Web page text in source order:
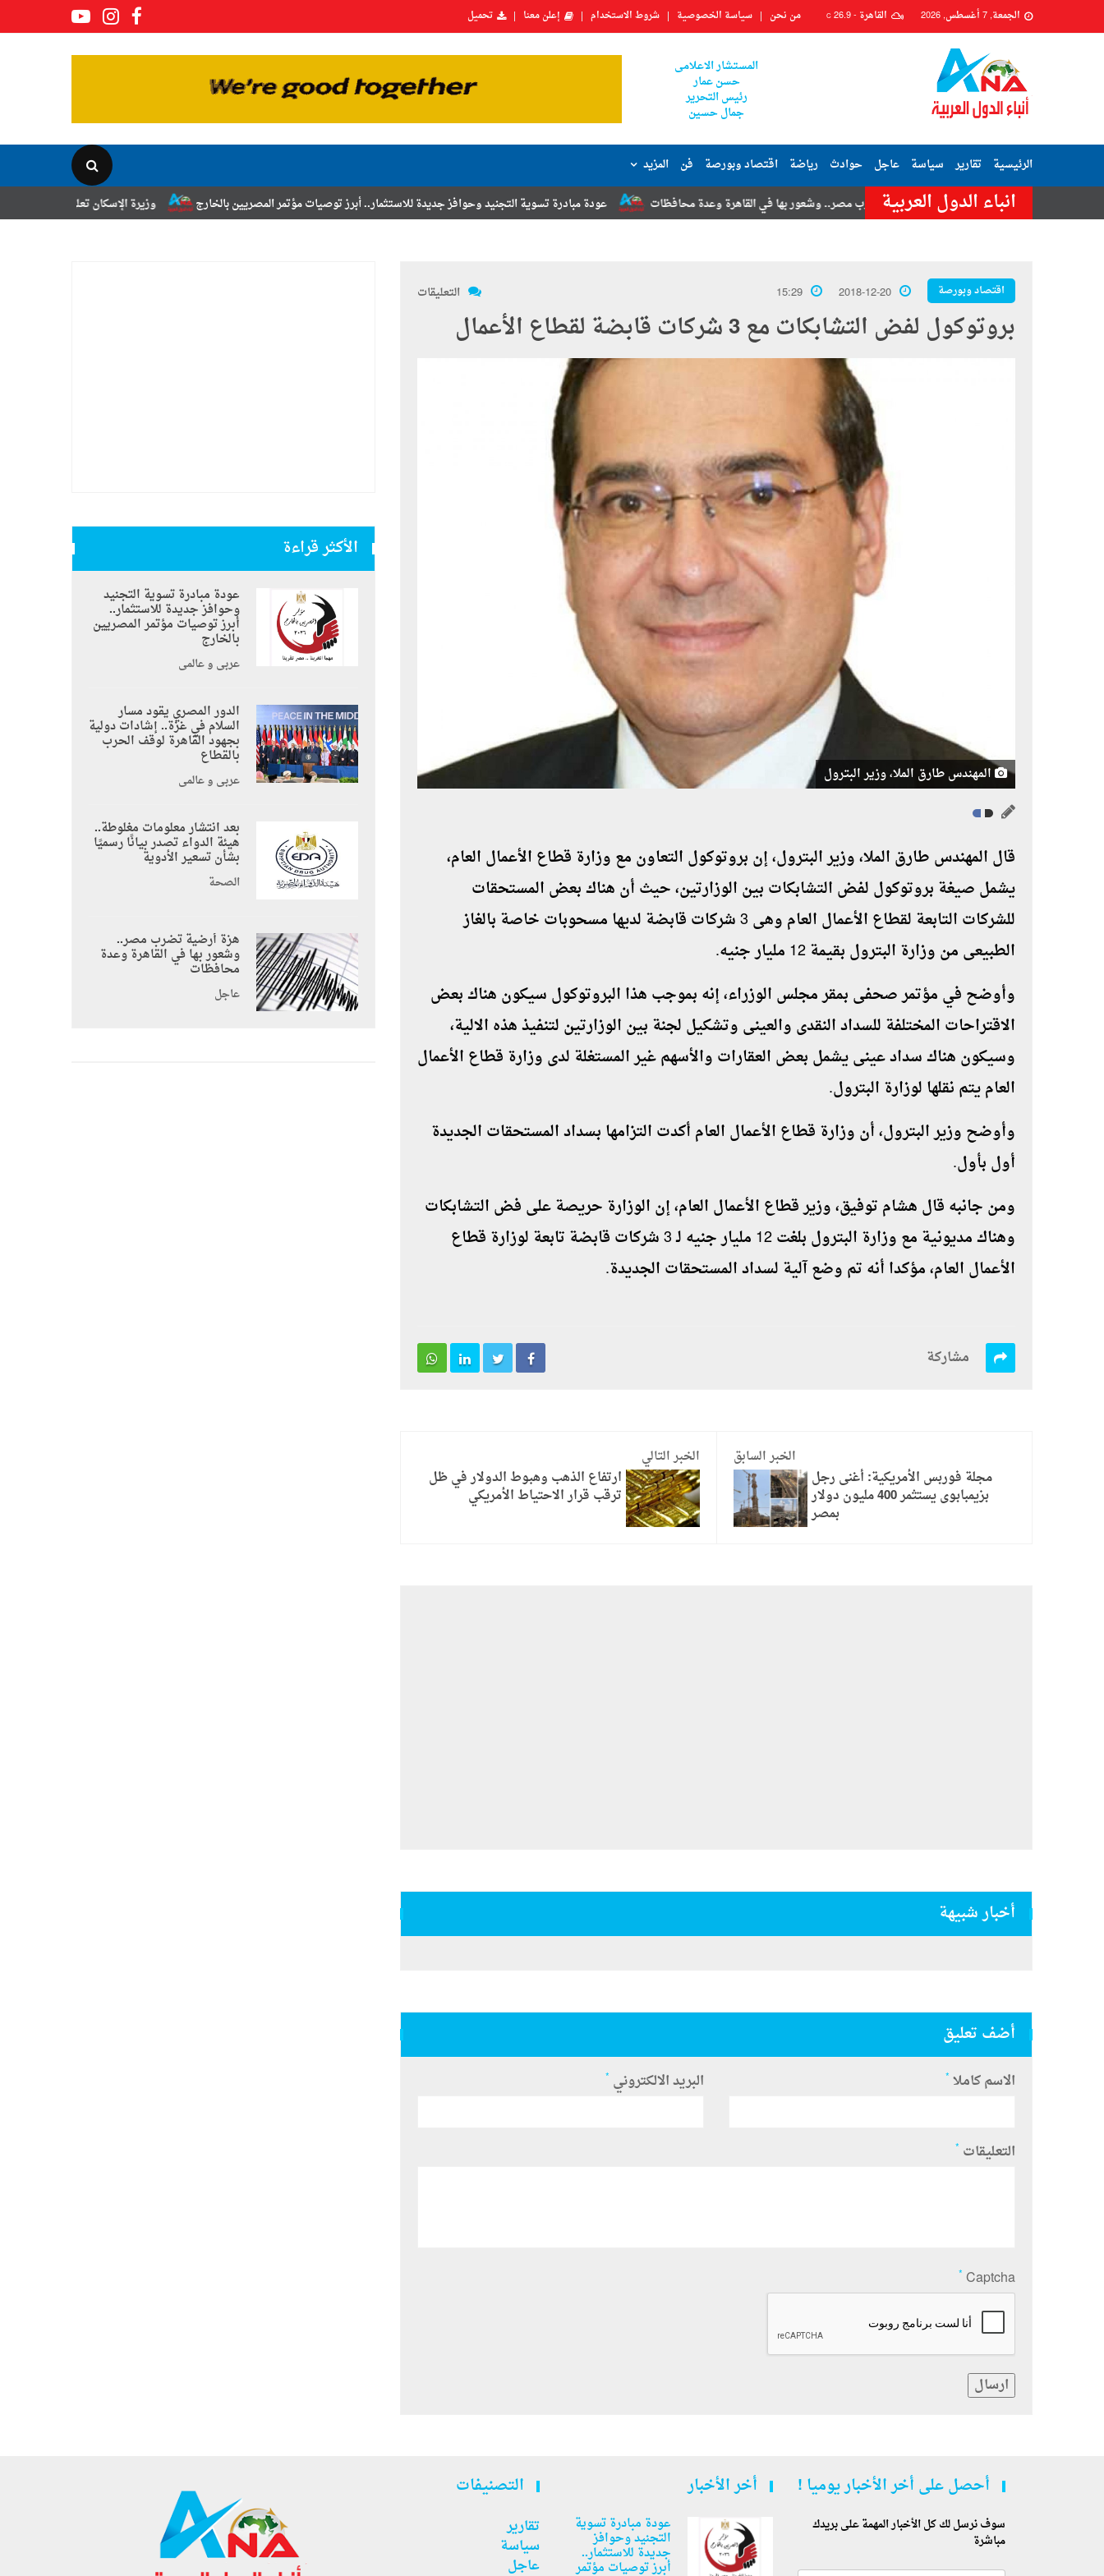
الجمعة, 7 أغسطس, 2026 القاهرة -26.9
C من نحن سياسة الخصوصية شروط الاستخدام إعلن معنا تحميل
المستشار الاعلامى
حسن عمار
رئيس التحرير
جمال حسين
الرئيسية تقارير سياسة عاجل حوادث رياضة اقتصاد وبورصة فن المزيد
انباء الدول العربية وزيرة الإسكان تعلن نتائج قرعة تخصيص أراضي عودة مبادرة تسوية التجنيد وحوافز جديدة للاستثمار.. أبرز توصيات مؤتمر المصريين بالخارج هزة أرضية تضرب مصر.. وشعور بها في القاهرة وعدة محافظات
اقتصاد وبورصة 2018-12-20
15:29 التعليقات
بروتوكول لفض التشابكات مع 3 شركات قابضة لقطاع الأعمال
المهندس طارق الملا، وزير البترول
قال المهندس طارق الملا، وزير البترول، إن بروتوكول التعاون مع وزارة قطاع الأعمال العام،
يشمل صيغة بروتوكول لفض التشابكات بين الوزارتين، حيث أن هناك بعض المستحقات
للشركات التابعة لقطاع الأعمال العام وهى 3 شركات قابضة لديها مسحوبات خاصة بالغاز
الطبيعى من وزارة البترول بقيمة 12 مليار جنيه.
وأوضح في مؤتمر صحفى بمقر مجلس الوزراء، إنه بموجب هذا البروتوكول سيكون هناك بعض
الاقتراحات المختلفة للسداد النقدى والعينى وتشكيل لجنة بين الوزارتين لتنفيذ هذه الالية،
وسيكون هناك سداد عينى يشمل بعض العقارات والأسهم غير المستغلة لدى وزارة قطاع الأعمال
العام يتم نقلها لوزارة البترول.
وأوضح وزير البترول، أن وزارة قطاع الأعمال العام أكدت التزامها بسداد المستحقات الجديدة
أول بأول.
ومن جانبه قال هشام توفيق، وزير قطاع الأعمال العام، إن الوزارة حريصة على فض التشابكات
وهناك مديونية مع وزارة البترول بلغت 12 مليار جنيه لـ 3 شركات قابضة تابعة لوزارة قطاع
الأعمال العام، مؤكدا أنه تم وضع آلية لسداد المستحقات الجديدة.
مشاركة
الخبر السابق
مجلة فوربس الأمريكية: أغنى رجل
بزيمبابوى يستثمر 400 مليون دولار
بمصر
الخبر التالي
ارتفاع الذهب وهبوط الدولار في ظل
ترقب قرار الاحتياط الأمريكي
أخبار شبيهة
أضف تعليق
الاسم كاملا * البريد الالكتروني *
التعليقات *
Captcha
*
ارسال
الأكثر قراءة
عودة مبادرة تسوية التجنيد
وحوافز جديدة للاستثمار..
أبرز توصيات مؤتمر المصريين
بالخارج
عربي و عالمي
الدور المصري يقود مسار
السلام في غزة.. إشادات دولية
بجهود القاهرة لوقف الحرب
بالقطاع
عربي و عالمي
بعد انتشار معلومات مغلوطة..
هيئة الدواء تصدر بيانًا رسميًا
بشأن تسعير الأدوية
الصحة
هزة أرضية تضرب مصر..
وشعور بها في القاهرة وعدة
محافظات
عاجل
أحصل على أخر الأخبار يوميا !
سوف نرسل لك كل الأخبار المهمة على بريدك
مباشرة
أخر الأخبار
عودة مبادرة تسوية
التجنيد وحوافز
جديدة للاستثمار..
أبرز توصيات مؤتمر
التصنيفات
تقارير
سياسة
عاجل